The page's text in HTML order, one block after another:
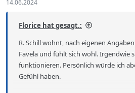
:
14.06.2024
Florice hat gesagt.:
R. Schill wohnt, nach eigenen
Favela und fühlt sich wohl. Irgendwie
funktionieren. Persönlich würde ich
Gefühl haben.